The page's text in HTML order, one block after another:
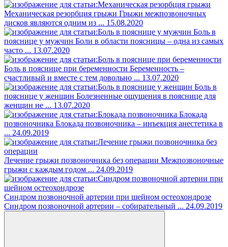
Механическая резорбция грыжи Грыжи межпозвоночных
дисков являются одним из ... 15.08.2020
Боль в
пояснице у мужчин Боли в области поясницы – одна из самых
часто ... 13.07.2020
Боль в пояснице при беременности Беременность –
счастливый и вместе с тем довольно ... 13.07.2020
Боль в
пояснице у женщин Болезненные ощущения в пояснице для
женщин не ... 13.07.2020
Блокада
позвоночника Блокада позвоночника – инъекция анестетика в
... 24.09.2019
Лечение грыжи позвоночника без операции Межпозвоночные
грыжи с каждым годом ... 24.09.2019
Синдром позвоночной артерии при шейном остеохондрозе
Синдром позвоночной артерии – собирательный ... 24.09.2019